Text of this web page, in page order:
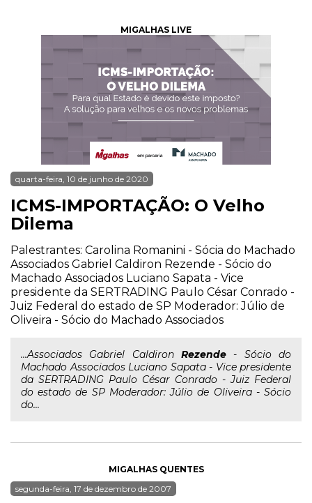
MIGALHAS LIVE
quarta-feira, 10 de junho de 2020
ICMS-IMPORTAÇÃO: O Velho
Dilema
Palestrantes: Carolina Romanini - Sócia do Machado
Associados Gabriel Caldiron Rezende - Sócio do
Machado Associados Luciano Sapata - Vice
presidente da SERTRADING Paulo César Conrado -
Juiz Federal do estado de SP Moderador: Júlio de
Oliveira - Sócio do Machado Associados
...Associados Gabriel Caldiron Rezende - Sócio do
Machado Associados Luciano Sapata - Vice presidente
da SERTRADING Paulo César Conrado - Juiz Federal
do estado de SP Moderador: Júlio de Oliveira - Sócio
do...
MIGALHAS QUENTES
segunda-feira, 17 de dezembro de 2007